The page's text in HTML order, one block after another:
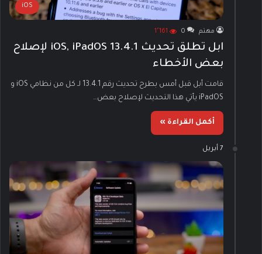
iOS
مهتم 0 1٬161
ابل تطلق تحديث iOS, iPadOS 13.4.1 لإصلاح
بعض الأخطاء
قامت أبل قبل أمس بطرح تحديث رقم 13.4.1 لـ كل من نظامي iOS و
iPadOS يأتي هذا التحديث لإصلاح بعض…
أكمل القراءة »
7 أبريل